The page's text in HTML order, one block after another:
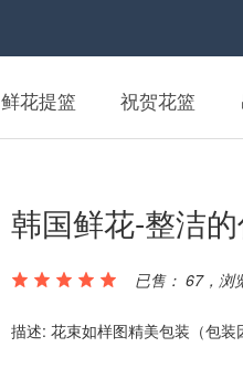
鲜花提篮 祝贺花篮
韩国鲜花-整洁
已售： 67，浏
描述: 花束如样图精美包装（包装